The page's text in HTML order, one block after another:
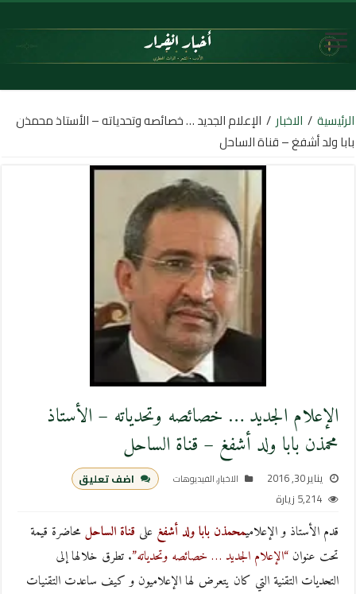
الرئيسية / الاخبار / الإعلام الجديد … خصائصه وتحدياته – الأستاذ محمذن
بابا ولد أشفغ – قناة الساحل
الإعلام الجديد … خصائصه وتحدياته – الأستاذ
محمذن بابا ولد أشفغ – قناة الساحل
يناير 30, 2016 الاخبار,الفيديوهات
اضف تعليق
5,214 زيارة
قدم الأستاذ و الإعلاميمحمذن بابا ولد أشفغ على قناة الساحلمحاضرة قيمة
تحت عنوان“الإعلام الجديد … خصائصه وتحدياته”. تطرق خلالها إلى
التحديات التقنية التي كان يتعرض لها الإعلاميون و كيف ساعدت التقنيات